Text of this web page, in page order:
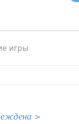
игры
>